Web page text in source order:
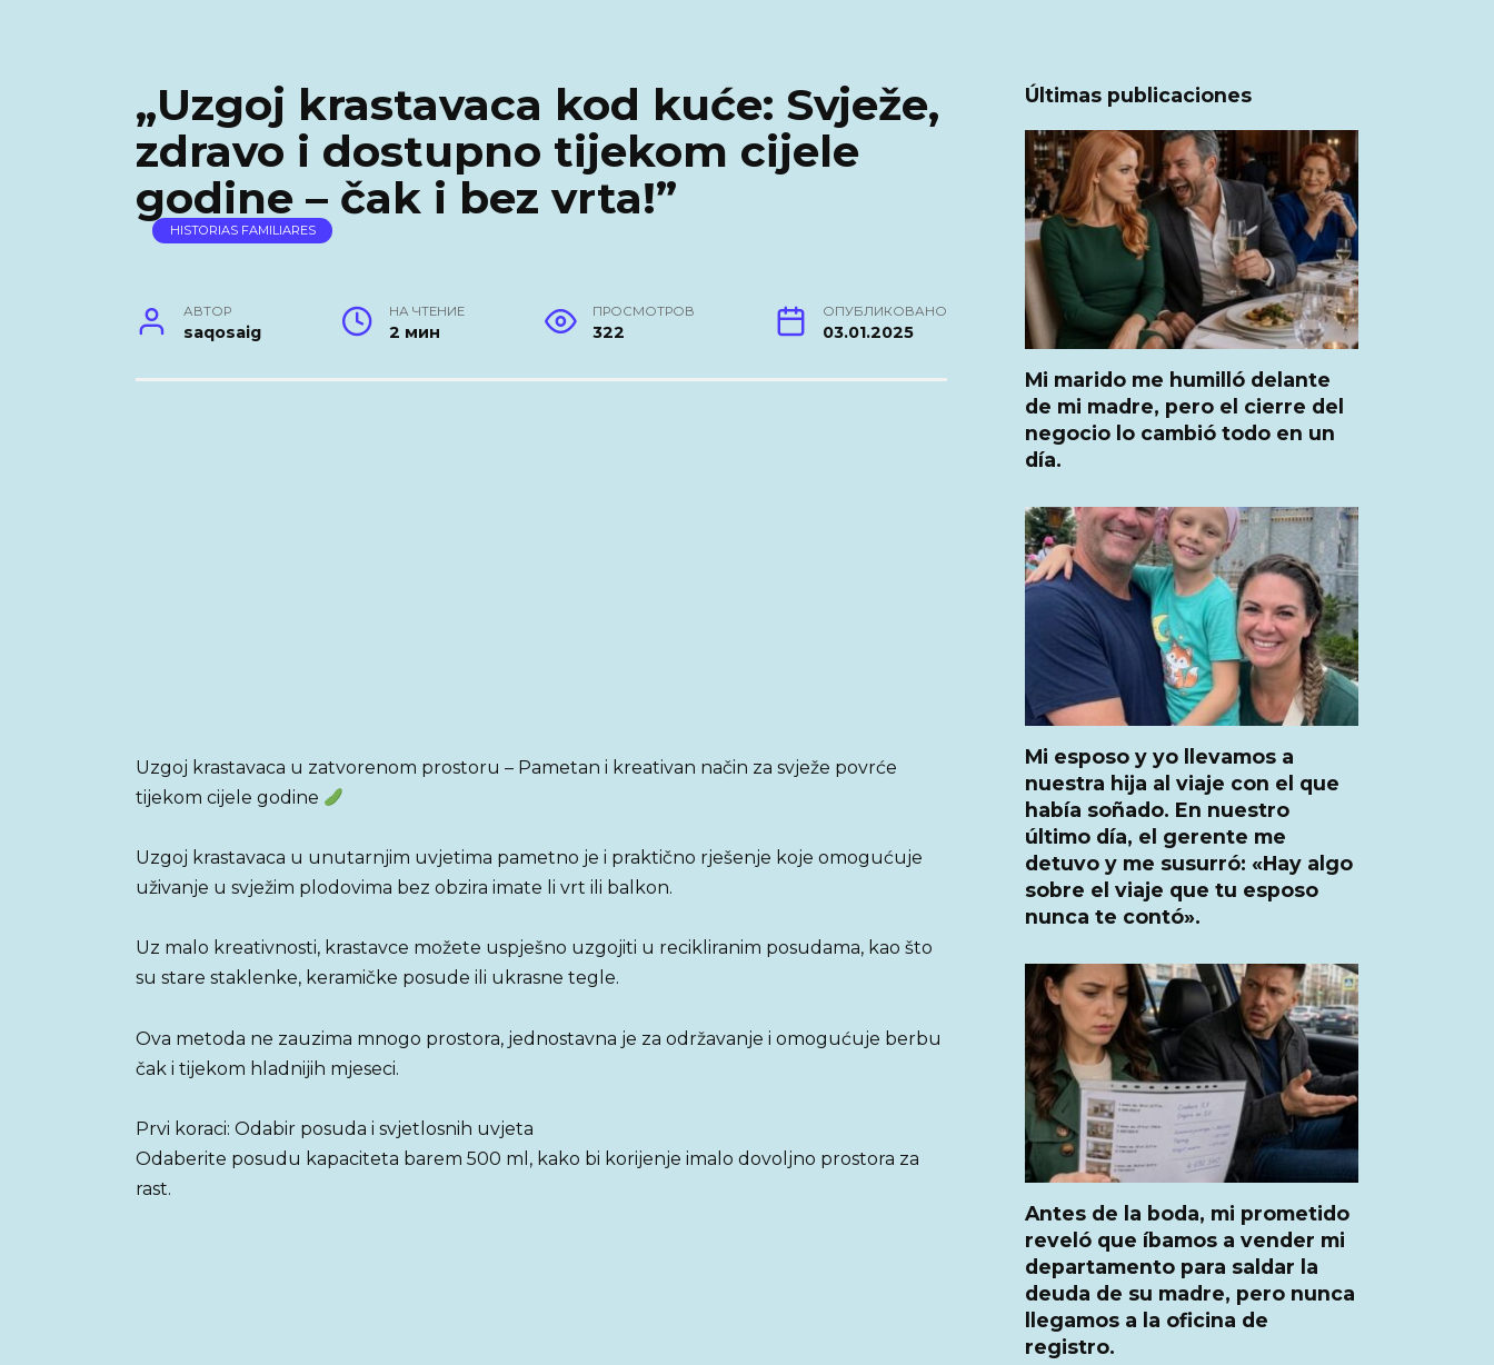
„Uzgoj krastavaca kod kuće: Svježe,
zdravo i dostupno tijekom cijele
godine – čak i bez vrta!”
HISTORIAS FAMILIARES
АВТОР
saqosaig
НА ЧТЕНИЕ
2 мин
ПРОСМОТРОВ
322
ОПУБЛИКОВАНО
03.01.2025
Uzgoj krastavaca u zatvorenom prostoru – Pametan i kreativan način za svježe povrće
tijekom cijele godine
Uzgoj krastavaca u unutarnjim uvjetima pametno je i praktično rješenje koje omogućuje
uživanje u svježim plodovima bez obzira imate li vrt ili balkon.
Uz malo kreativnosti, krastavce možete uspješno uzgojiti u recikliranim posudama, kao što
su stare staklenke, keramičke posude ili ukrasne tegle.
Ova metoda ne zauzima mnogo prostora, jednostavna je za održavanje i omogućuje berbu
čak i tijekom hladnijih mjeseci.
Prvi koraci: Odabir posuda i svjetlosnih uvjeta
Odaberite posudu kapaciteta barem 500 ml, kako bi korijenje imalo dovoljno prostora za
rast.
Últimas publicaciones
Mi marido me humilló delante
de mi madre, pero el cierre del
negocio lo cambió todo en un
día.
Mi esposo y yo llevamos a
nuestra hija al viaje con el que
había soñado. En nuestro
último día, el gerente me
detuvo y me susurró: «Hay algo
sobre el viaje que tu esposo
nunca te contó».
Antes de la boda, mi prometido
reveló que íbamos a vender mi
departamento para saldar la
deuda de su madre, pero nunca
llegamos a la oficina de
registro.